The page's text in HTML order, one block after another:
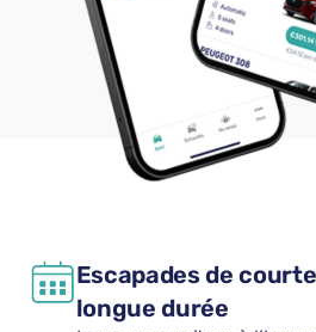
Escapades de
longue durée